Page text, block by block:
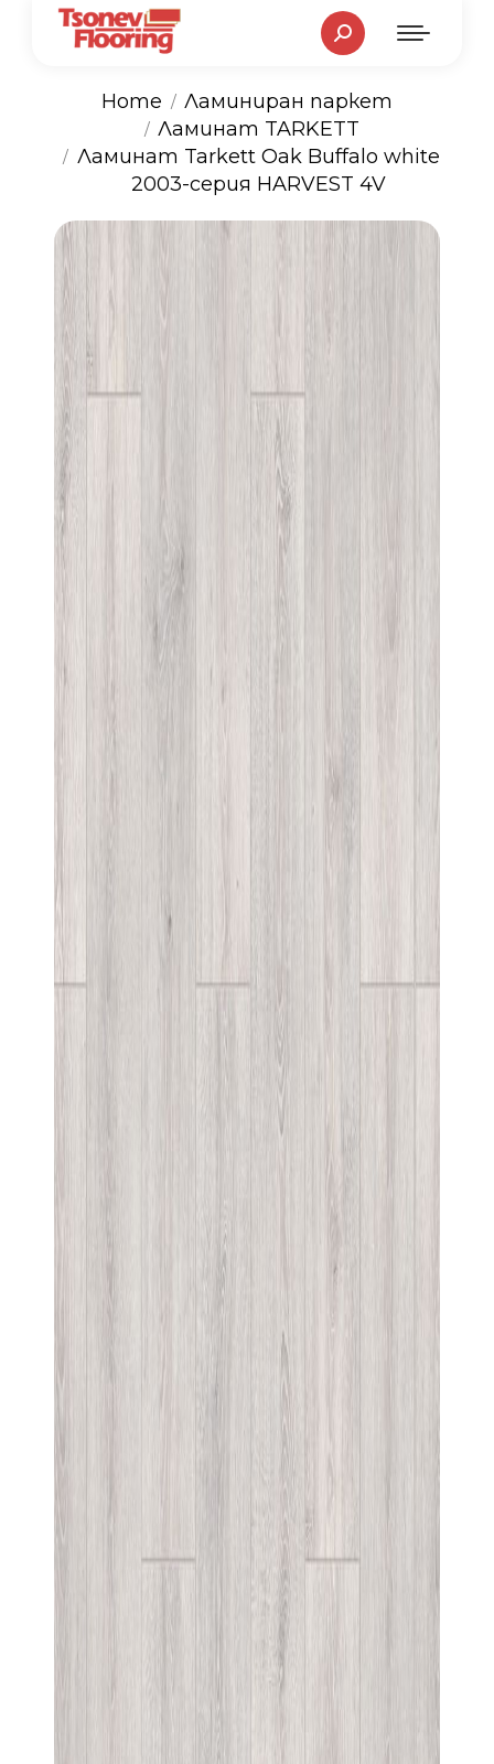
Search:
You are here:
Home
Ламиниран паркет
Ламинат TARKETT
Ламинат Tarkett Oak Buffalo white
2003-серия HARVEST 4V